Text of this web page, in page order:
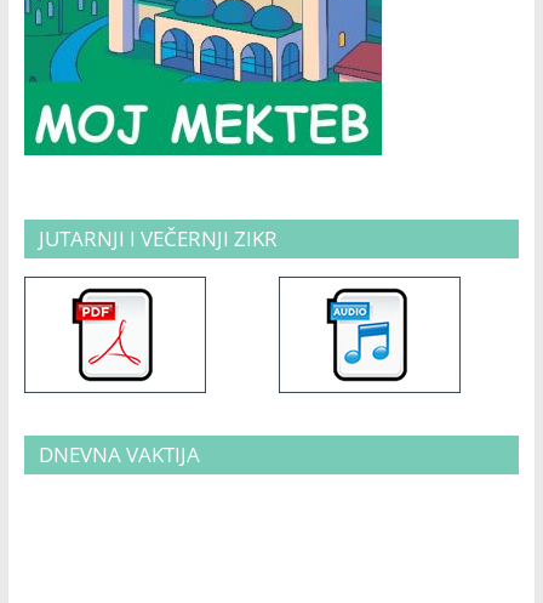
JUTARNJI I VEČERNJI ZIKR
DNEVNA VAKTIJA